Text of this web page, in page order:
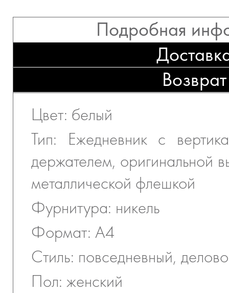
Подробная
Возврат
Цвет: белый
Тип: Ежедневник с
держателем, оригинальной
металлической флешкой
Фурнитура: никель
Формат: А4
Стиль: повседневный,
Пол: женский